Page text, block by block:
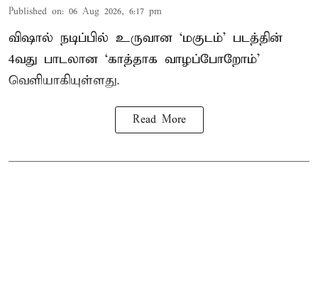
Published on: 06 Aug 2026, 6:17 pm
விஷால் நடிப்பில் உருவான ‘மகுடம்’ படத்தின்
4வது பாடலான ‘காத்தாக வாழப்போறோம்’
வெளியாகியுள்ளது.
Read More